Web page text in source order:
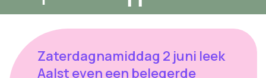
Zaterdagnamiddag 2 juni leek
Aalst even een belegerde